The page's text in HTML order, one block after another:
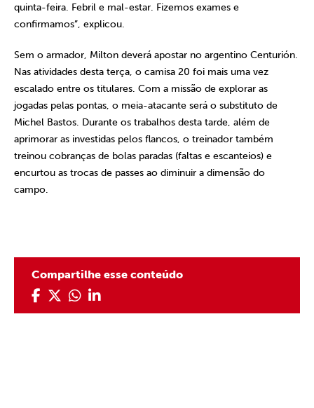
quinta-feira. Febril e mal-estar. Fizemos exames e
confirmamos”, explicou.
Sem o armador, Milton deverá apostar no argentino Centurión.
Nas atividades desta terça, o camisa 20 foi mais uma vez
escalado entre os titulares. Com a missão de explorar as
jogadas pelas pontas, o meia-atacante será o substituto de
Michel Bastos. Durante os trabalhos desta tarde, além de
aprimorar as investidas pelos flancos, o treinador também
treinou cobranças de bolas paradas (faltas e escanteios) e
encurtou as trocas de passes ao diminuir a dimensão do
campo.
Compartilhe esse conteúdo